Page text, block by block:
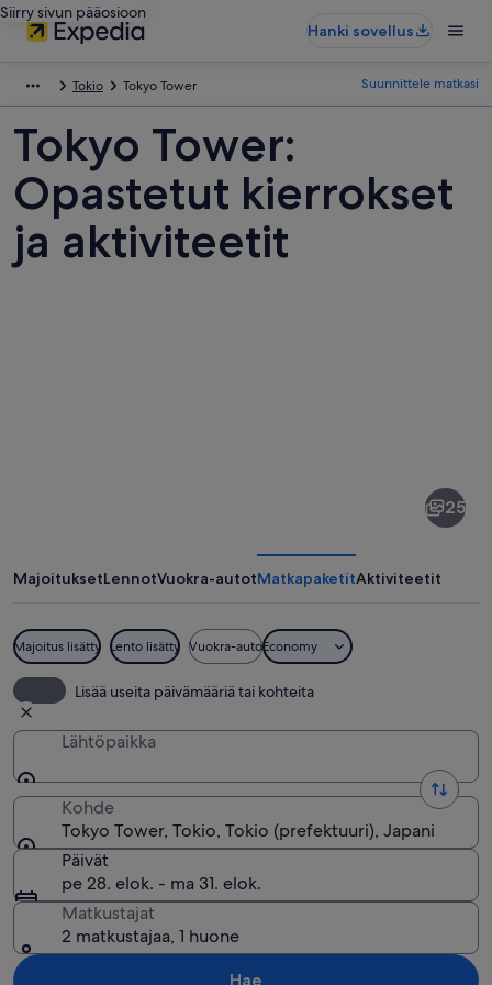
Siirry sivun pääosioon
Hanki sovellus
Tokio Tokyo Tower Suunnittele matkasi
Tokyo Tower:
Opastetut kierrokset
ja aktiviteetit
25
MajoituksetLennotVuokra-autotMatkapaketitAktiviteetit
Majoitus lisätty Lento lisätty Vuokra-autoEconomy
Lisää useita päivämääriä tai kohteita
Lähtöpaikka
Kohde
Tokyo Tower, Tokio, Tokio (prefektuuri), Japani
Päivät
pe 28. elok. - ma 31. elok.
Matkustajat
2 matkustajaa, 1 huone
Hae